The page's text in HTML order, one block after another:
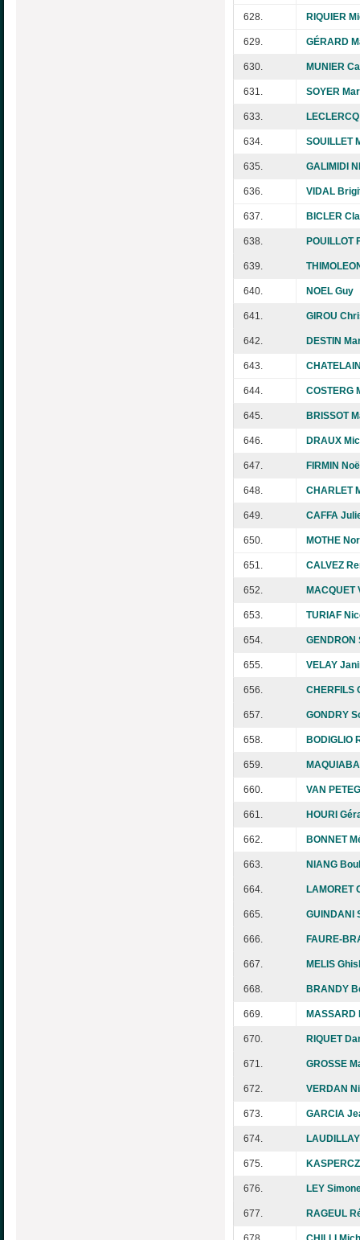
628. RIQUIER
629. GÉRARD
630. MUNIER
631. SOYER
633.
634. SOUILLET
635. GALIMIDI
636. VIDAL
637. BICLER
638. POUILLOT
639.
640. NOEL Guy
641. GIROU
642. DESTIN
643.
644. COSTERG
645. BRISSOT
646. DRAUX
647. FIRMIN
648. CHARLET
649. CAFFA
650. MOTHE
651. CALVEZ
652. MACQUET
653. TURIAF
654. GENDRON
655. VELAY
656. CHERFILS
657. GONDRY
658. BODIGLIO
659.
660. VAN
661. HOURI
662. BONNET
663. NIANG
664. LAMORET
665. GUINDANI
666. FAURE-
667. MELIS
668. BRANDY
669. MASSARD
670. RIQUET
671. GROSSE
672. VERDAN
673. GARCIA
674.
675.
676. LEY
677. RAGEUL